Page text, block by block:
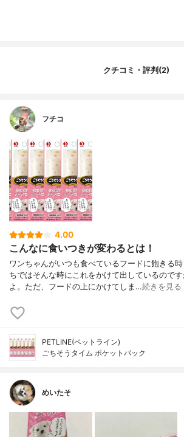
鶏むね肉のチーズゼ
ナン）
クチコミ・評判(2)
フチコ
4.00
こんなに食いつきが変わるとは！
ワンちゃんがいつも食べているフードに飽きる
ちではそんな時にこれをかけて出しているので
よ。ただ、フードの上にかけてしま…続きを見る
PETLINE(ペットライン)
ごちそうタイム ポケットパック
めいたそ